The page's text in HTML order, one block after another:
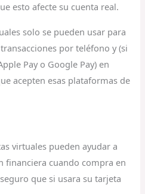
esto afecte su cuenta real.
solo se pueden usar para
por teléfono y (si
Pay o Google Pay) en
acepten esas plataformas de
virtuales pueden ayudar a
financiera cuando compra en
que si usara su tarjeta